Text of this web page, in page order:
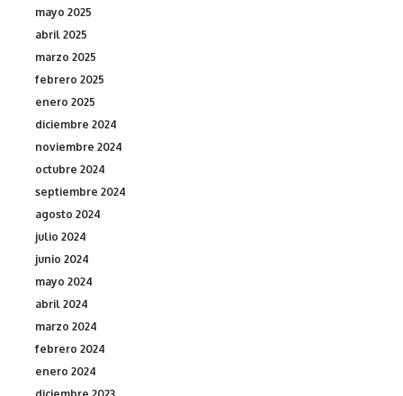
mayo 2025
abril 2025
marzo 2025
febrero 2025
enero 2025
diciembre 2024
noviembre 2024
octubre 2024
septiembre 2024
agosto 2024
julio 2024
junio 2024
mayo 2024
abril 2024
marzo 2024
febrero 2024
enero 2024
diciembre 2023